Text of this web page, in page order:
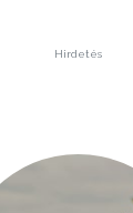
Hirdetés